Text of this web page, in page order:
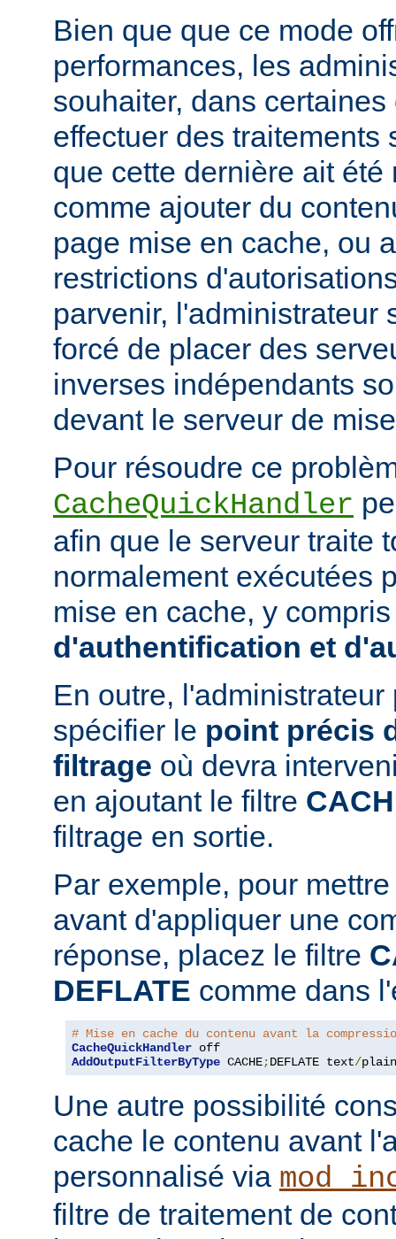
Bien que que ce mode
performances, les
souhaiter, dans
effectuer des traitements
que cette dernière ait été
comme ajouter du
page mise en cache, ou
restrictions
parvenir, l'administrateur
forcé de placer des
inverses indépendants
devant le serveur de
Pour résoudre ce
CacheQuickHandler
afin que le serveur traite
normalement exécutées
mise en cache, y
d'authentification et
En outre,
spécifier le point précis
filtrage où devra
en ajoutant le filtre
filtrage en sortie.
Par exemple, pour
avant d'appliquer une
réponse, placez le filtre
DEFLATE comme dans
# Mise en cache du contenu avant la
CacheQuickHandler
AddOutputFilterByType CACHE;DEFLATE text/plain
Une autre possibilité
cache le contenu avant
personnalisé via
filtre de traitement de